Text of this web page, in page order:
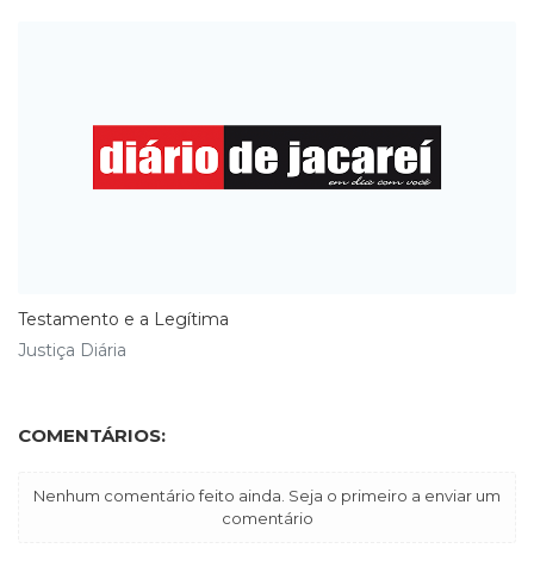
Testamento e a Legítima
Justiça Diária
COMENTÁRIOS:
Nenhum comentário feito ainda. Seja o primeiro a enviar um
comentário